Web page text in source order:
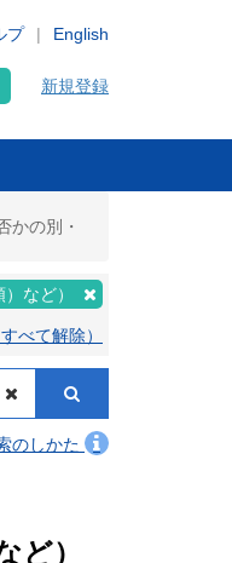
English
プ
新規登録
かの別・
など）
べて解除）
のしかた
ど）